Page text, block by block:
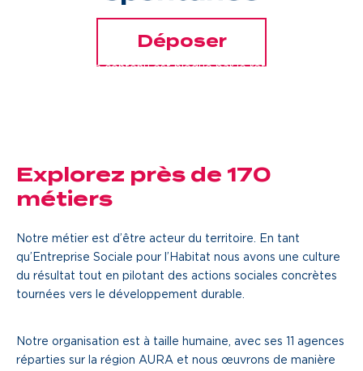
Déposer
Ce contenu est bloqué par le refus
Explorez près de 170
métiers
Notre métier est d’être acteur du territoire. En tant
qu’Entreprise Sociale pour l’Habitat nous avons une culture
du résultat tout en pilotant des actions sociales concrètes
tournées vers le développement durable.
Notre organisation est à taille humaine, avec ses 11 agences
réparties sur la région AURA et nous œuvrons de manière